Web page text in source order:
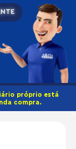
próprio está
compra.